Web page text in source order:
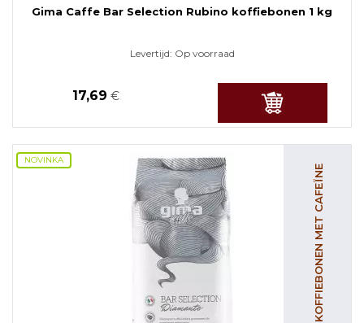
Gima Caffe Bar Selection Rubino koffiebonen 1 kg
Levertijd: Op voorraad
17,69 €
NOVINKA
KOFFIEBONEN MET CAFEÏNE